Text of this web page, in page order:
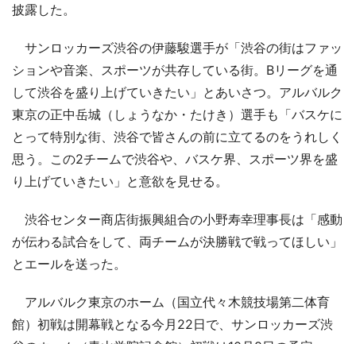
披露した。
サンロッカーズ渋谷の伊藤駿選手が「渋谷の街はファッ
ションや音楽、スポーツが共存している街。Bリーグを通
して渋谷を盛り上げていきたい」とあいさつ。アルバルク
東京の正中岳城（しょうなか・たけき）選手も「バスケに
とって特別な街、渋谷で皆さんの前に立てるのをうれしく
思う。この2チームで渋谷や、バスケ界、スポーツ界を盛
り上げていきたい」と意欲を見せる。
渋谷センター商店街振興組合の小野寿幸理事長は「感動
が伝わる試合をして、両チームが決勝戦で戦ってほしい」
とエールを送った。
アルバルク東京のホーム（国立代々木競技場第二体育
館）初戦は開幕戦となる今月22日で、サンロッカーズ渋